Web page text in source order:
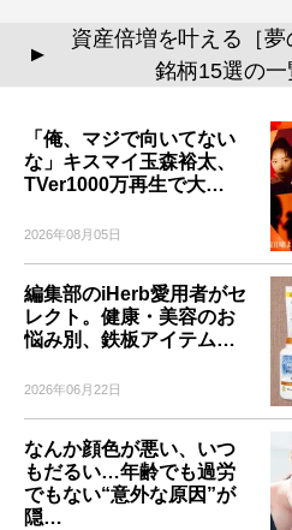
▲
資産倍増を叶える［夢
銘柄15選の一
「俺、マジで向いてない
な」キスマイ玉森裕太、
TVer1000万再生で大…
2026年08月05日
編集部のiHerb愛用者がセ
レクト。健康・美容のお
悩み別、鉄板アイテム…
2026年06月22日
なんか顔色が悪い、いつ
もだるい…年齢でも過労
でもない“意外な原因”が
隠…